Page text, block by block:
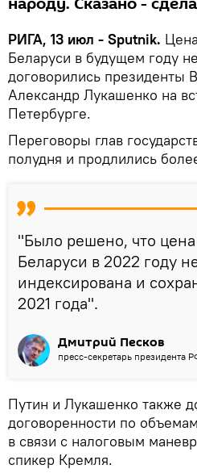
РИГА, 13 июл - Sputnik.
Беларуси в будущем году
договорились президенты
Александр Лукашенко на
Петербурге.
Переговоры глав
полудня и продлились
"Было решено, что цена
Беларуси в 2022 году
индексирована и
2021 года".
Дмитрий Песков
пресс-секретарь президента
Путин и Лукашенко также
договоренности по
в связи с налоговым
спикер Кремля.